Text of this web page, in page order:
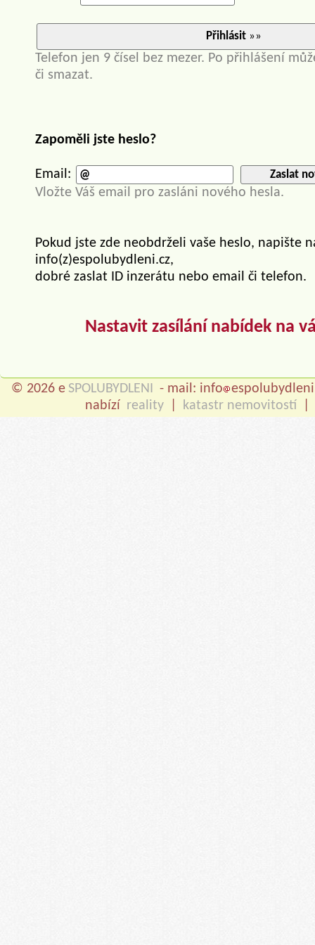
Přihlásit»»
Telefon jen 9 čísel bez mezer. Po přihlášení
či smazat.
Zapoměli jste heslo?
Email: Zaslat
Vložte Váš email pro zasláni nového hesla.
Pokud jste zde neobdrželi vaše heslo, napište
info(z)espolubydleni.cz,
dobré zaslat ID inzerátu nebo email či telefon.
Nastavit zasílání nabídek na
© 2026 e SPOLUBYDLENI - mail: info
nabízí reality katastr nemovitostí